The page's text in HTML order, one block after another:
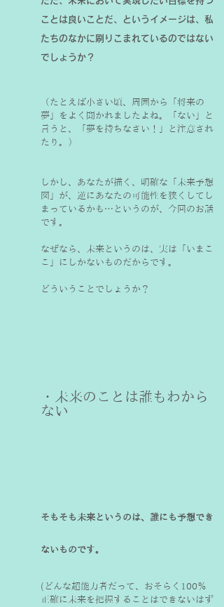
ことは良いことだ、というイメージは、私
たちのなかに刷りこまれているのではない
でしょうか？
（たとえば小さい頃、周囲から「将来の
夢」をよく聞かれましたよね。「ない」と
言うと、「夢を持ちなさい！」と注意され
たり。）
しかし、あなたが描く、明確な「未来予想
図」が、逆にあなたの可能性を狭くしてし
まっているかも…というのが、今回のお話
です。
なぜなら、未来というのは、実は「いまこ
こ」にしかないものだからです。
どういうことでしょうか？
・未来のことは誰もわから
ない
そもそも未来というのは、誰にも予想でき
ないものです。
(どんな超能力者だって、おそらく100％
正確に未来を把握することはできないはず